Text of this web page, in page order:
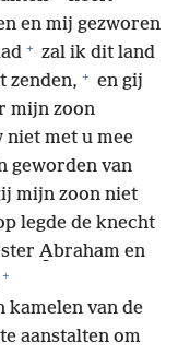
en mij gezworen
+ zal ik dit land
zenden, + en gij
mijn zoon
niet met u mee
geworden van
mijn zoon niet
legde de knecht
A̱braham en
+
kamelen van de
aanstalten om